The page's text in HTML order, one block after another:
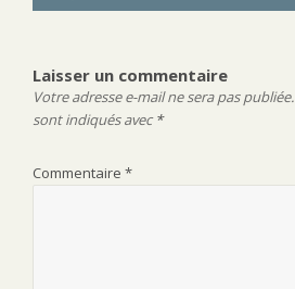
Publication
Laisser un commentaire
Votre adresse e-mail ne sera pas publiée.
sont indiqués avec*
Commentaire *